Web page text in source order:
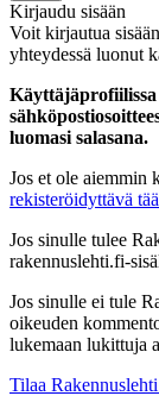
Kirjaudu sisään
Voit kirjautua
yhteydessä luonut
luomasi salasana.
Jos et ole aiemmin
rekisteröidyttävä
Jos sinulle tulee
rakennuslehti.fi-
Jos sinulle ei tule
oikeuden
lukemaan lukittuja
Tilaa Rakennuslehti